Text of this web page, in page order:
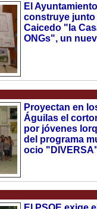
El
construye junto
Caicedo "la
ONGs", un
Proyectan en
Águilas el
por jóvenes
del programa
ocio